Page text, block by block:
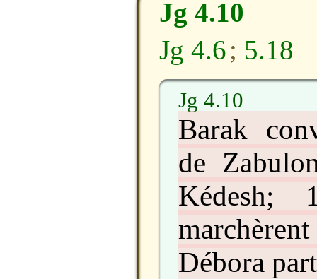
Jg 4.10
Jg 4.6; 5.18
Jg 4.10
Barak
de
Kédesh;
Débora